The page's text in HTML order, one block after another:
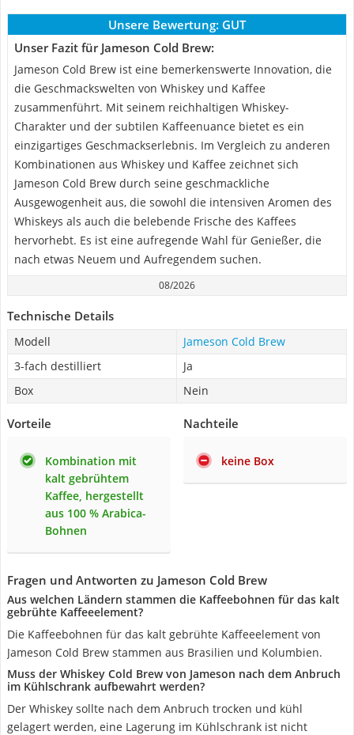
Unsere Bewertung: GUT
Unser Fazit für Jameson Cold Brew:
Jameson Cold Brew ist eine bemerkenswerte Innovation, die
die Geschmackswelten von Whiskey und Kaffee
zusammenführt. Mit seinem reichhaltigen Whiskey-
Charakter und der subtilen Kaffeenuance bietet es ein
einzigartiges Geschmackserlebnis. Im Vergleich zu anderen
Kombinationen aus Whiskey und Kaffee zeichnet sich
Jameson Cold Brew durch seine geschmackliche
Ausgewogenheit aus, die sowohl die intensiven Aromen des
Whiskeys als auch die belebende Frische des Kaffees
hervorhebt. Es ist eine aufregende Wahl für Genießer, die
nach etwas Neuem und Aufregendem suchen.
08/2026
Technische Details
Modell
Jameson Cold Brew
3-fach destilliert
Ja
Box
Nein
Vorteile
Kombination mit
kalt gebrühtem
Kaffee, hergestellt
aus 100 % Arabica-
Bohnen
Nachteile
keine Box
Fragen und Antworten zu Jameson Cold Brew
Aus welchen Ländern stammen die Kaffeebohnen für das kalt
gebrühte Kaffeeelement?
Die Kaffeebohnen für das kalt gebrühte Kaffeeelement von
Jameson Cold Brew stammen aus Brasilien und Kolumbien.
Muss der Whiskey Cold Brew von Jameson nach dem Anbruch
im Kühlschrank aufbewahrt werden?
Der Whiskey sollte nach dem Anbruch trocken und kühl
gelagert werden, eine Lagerung im Kühlschrank ist nicht